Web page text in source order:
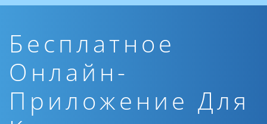
Бесплатное
Онлайн-
Приложение Для